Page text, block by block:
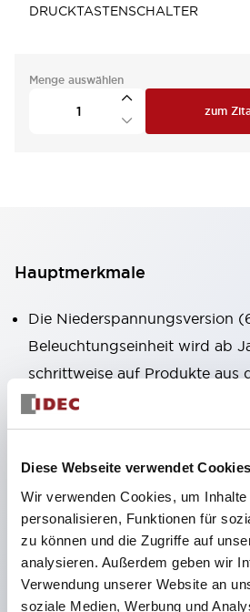
Diese Webseite verwendet Cookies
Wir verwenden Cookies, um
personalisieren, Funktionen für
zu können und die Zugriffe auf
analysieren. Außerdem geben wir
Verwendung unserer Website an
soziale Medien, Werbung und
DRUCKTASTENSCHALTER
Menge auswählen
zum
Hauptmerkmale
Die Niederspannungsversion
Beleuchtungseinheit wird ab
schrittweise auf Produkte aus
Katalogmodell umgestellt.
LED-Lampen für
Kein Abdeckkappen für
(Ausgenommen Direkttyp der
Der Verdrahtungsaufwand für
wurde erheblich reduziert.